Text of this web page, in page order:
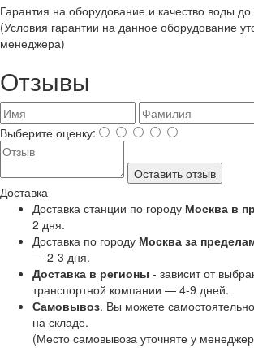
Гарантия на оборудование и качество воды до
(Условия гарантии на данное оборудование
менеджера)
Отзывы
Выберите оценку:
Оставить отзыв
Доставка
Доставка станции по городу Москва в
2 дня.
Доставка по городу Москва за
— 2-3 дня.
Доставка в регионы - зависит от
транспортной компании — 4-9 дней.
Самовывоз. Вы можете
на складе.
(Место самовывоза уточняте у